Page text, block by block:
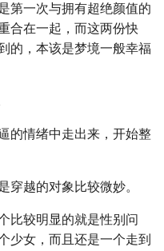
第一次与拥有超绝颜值的
合在一起，而这两份快
的，本该是梦境一般幸福
的情绪中走出来，开始整
穿越的对象比较微妙。
比较明显的就是性别问
少女，而且还是一个走到